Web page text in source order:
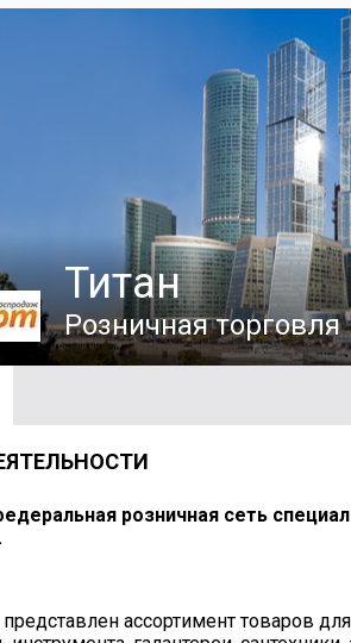
Титан
Розничная торговля
розничная сеть
ассортимент товаров